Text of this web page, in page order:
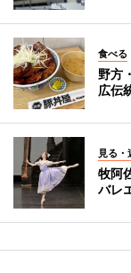
食べる
野方
広伝
見る・
牧阿
バレ